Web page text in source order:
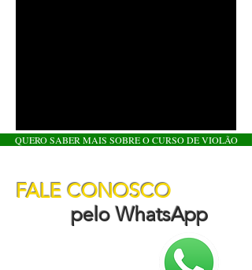
QUERO SABER MAIS SOBRE O CURSO DE VIOLÃO
FALE CONOSCO
pelo WhatsApp